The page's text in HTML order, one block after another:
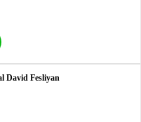
David Fesliyan